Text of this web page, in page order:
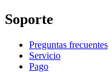
Soporte
Preguntas frecuentes
Servicio
Pago